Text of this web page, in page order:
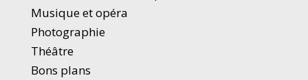
Musique et opéra
Photographie
Théâtre
Bons plans